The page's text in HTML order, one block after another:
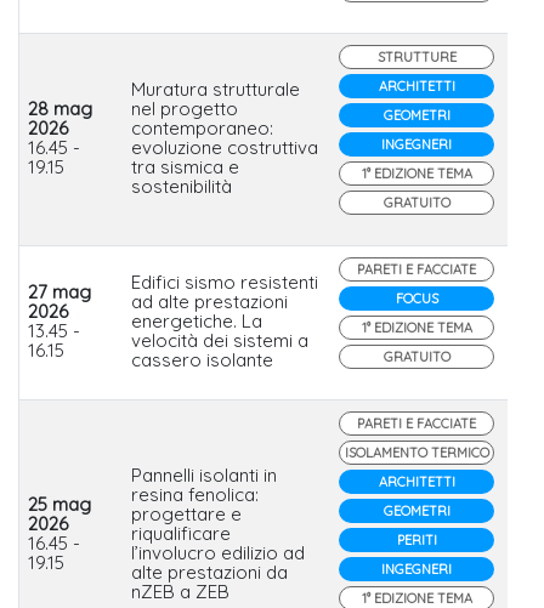
28 mag
2026
16.45 -
19.15
Muratura strutturale
nel progetto
contemporaneo:
evoluzione costruttiva
tra sismica e
sostenibilità
STRUTTURE
ARCHITETTI
GEOMETRI
INGEGNERI
1° EDIZIONE TEMA
GRATUITO
27 mag
2026
13.45 -
16.15
Edifici sismo resistenti
ad alte prestazioni
energetiche. La
velocità dei sistemi a
cassero isolante
PARETI E FACCIATE
FOCUS
1° EDIZIONE TEMA
GRATUITO
25 mag
2026
16.45 -
19.15
Pannelli isolanti in
resina fenolica:
progettare e
riqualificare
l’involucro edilizio ad
alte prestazioni da
nZEB a ZEB
PARETI E FACCIATE
ISOLAMENTO TERMICO
ARCHITETTI
GEOMETRI
PERITI
INGEGNERI
1° EDIZIONE TEMA